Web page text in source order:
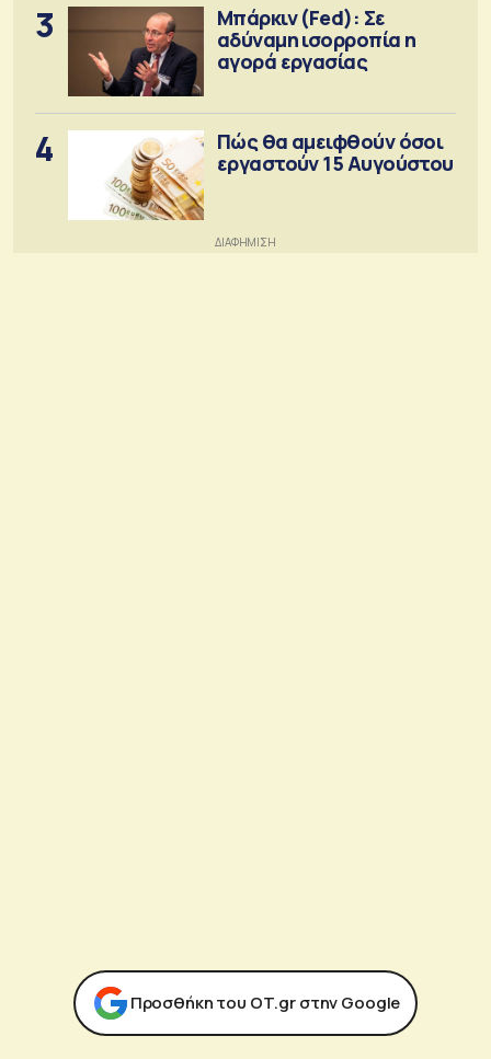
3
Μπάρκιν (Fed): Σε
αδύναμη ισορροπία η
αγορά εργασίας
4
Πώς θα αμειφθούν όσοι
εργαστούν 15 Αυγούστου
Προσθήκη του ΟΤ.gr στην Google